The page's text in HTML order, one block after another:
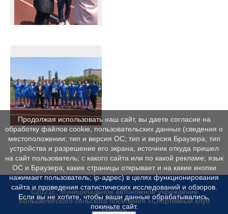
©2021г., Муниципальное автономное учреждение
Большелогского сельского поселения «Спортивный клуб
«Нива»
Продолжая использовать наш сайт, вы даете согласие на
обработку файлов cookie, пользовательских данных (сведения о
местоположении; тип и версия ОС; тип и версия Браузера; тип
устройства и разрешение его экрана; источник откуда пришел
на сайт пользователь; с какого сайта или по какой рекламе; язык
ОС и Браузера; какие страницы открывает и на какие кнопки
нажимает пользователь; ip-адрес) в целях функционирования
сайта и проведения статистических исследований и обзоров.
Если вы не хотите, чтобы ваши данные обрабатывались,
покиньте сайт.